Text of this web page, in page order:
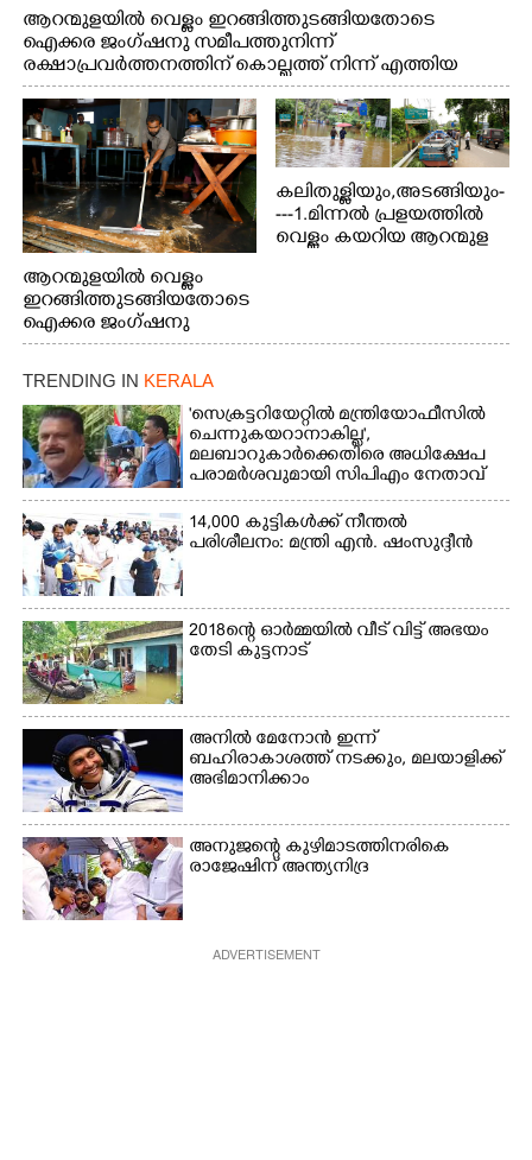
ആറന്മുളയിൽ വെള്ളം ഇറങ്ങിത്തുടങ്ങിയതോടെ
ഐക്കര ജംഗ്ഷനു സമീപത്തുനിന്ന്
രക്ഷാപ്രവർത്തനത്തിന് കൊല്ലത്ത് നിന്ന് എത്തിയ
ബോട്ടുകൾ തിരികെക്കൊണ്ടുപോകുന്നു.
ആറന്മുളയിൽ വെള്ളം
ഇറങ്ങിത്തുടങ്ങിയതോടെ
ഐക്കര ജംഗ്ഷനു
സമീപം ആറന്മുള
കിടങ്ങന്നൂർ റോഡിന്
സമീപം പ്രവർത്തിക്കു
ആറന്മുള തട്ടുകട കഴുകി
വൃത്തിയാക്കുന്നു.
കലിതുള്ളിയും,അടങ്ങിയും-
---1.മിന്നൽ പ്രളയത്തിൽ
വെള്ളം കയറിയ ആറന്മുള
ഇറങ്ങിപ്പോൾ
ത്തിന് ഓച്ചിറ അഴിക്കലിൽ
നിന്ന്എത്തിച്ച ബോട്ടും.
TRENDING IN KERALA
'സെക്രട്ടറിയേറ്റിൽ മന്ത്രിയോഫീസിൽ
ചെന്നുകയറാനാകില്ല',
മലബാറുകാർക്കെതിരെ അധിക്ഷേപ
പരാമർശവുമായി സിപിഎം നേതാവ്‌
14,000 കുട്ടികൾക്ക് നീന്തൽ
പരിശീലനം: മന്ത്രി എൻ. ഷംസുദ്ദീൻ
2018ന്റെ ഓർമ്മയിൽ വീട് വിട്ട് അഭയം
തേടി കുട്ടനാട്
അനിൽ മേനോൻ ഇന്ന്
ബഹിരാകാശത്ത് നടക്കും, മലയാളിക്ക്
അഭിമാനിക്കാം
അനുജന്റെ കുഴിമാടത്തിനരികെ
രാജേഷിന് അന്ത്യനിദ്ര
ADVERTISEMENT